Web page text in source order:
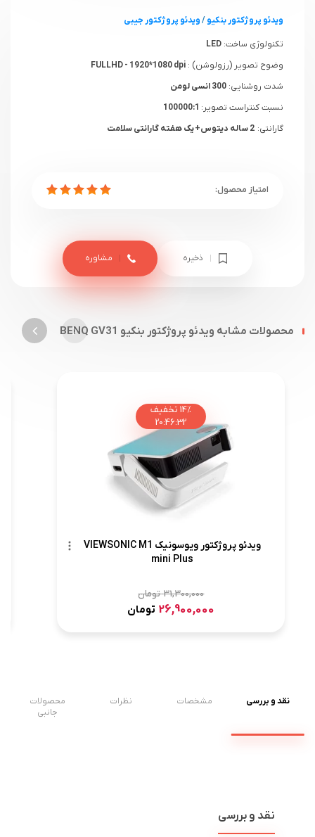
ویدئو پروژکتور بنکیو/ویدئو پروژکتور جیبی
تکنولوژی ساخت: LED
وضوح تصویر (رزولوشن) :
شدت روشنایی: 300 انسی لومن
نسبت کنتراست تصویر:
گارانتی:
ذخیره مشاوره
محصولات مشابه ویدئو پروژکتور بنکیو BENQ GV31
تخفیف 14%
20:46:31
ویدئو پروژکتور ویوسونیک VIEWSONIC M1
mini Plus
31,300,000تومان
26,900,000 تومان
نقد و بررسی مشخصات نظرات
محصولات
جانبی
نقد و بررسی